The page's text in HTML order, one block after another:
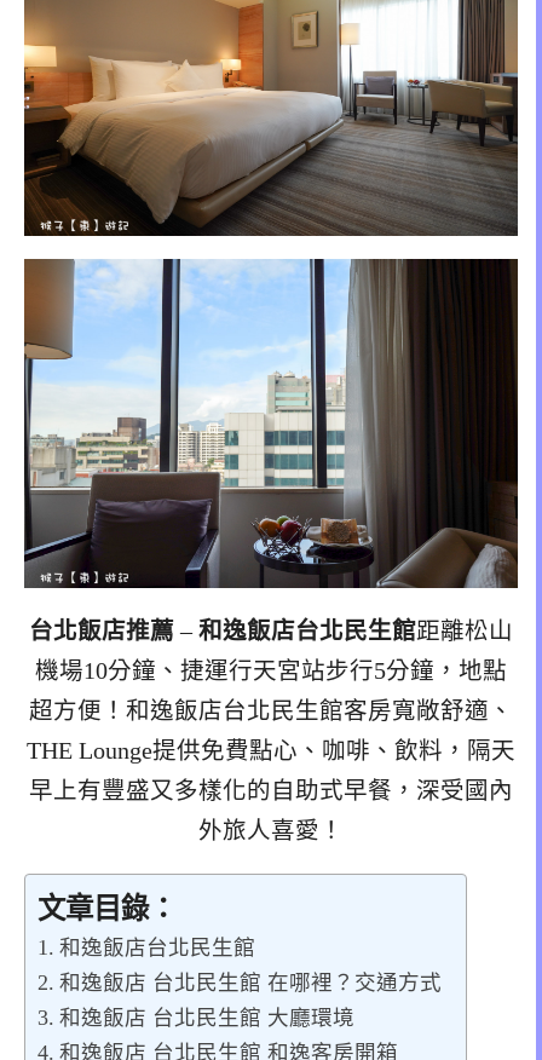
台北飯店推薦–和逸飯店台北民生館距離松山
機場10分鐘、捷運行天宮站步行5分鐘，地點
超方便！和逸飯店台北民生館客房寬敞舒適、
THE Lounge提供免費點心、咖啡、飲料，隔天
早上有豐盛又多樣化的自助式早餐，深受國內
外旅人喜愛！
文章目錄：
和逸飯店台北民生館
和逸飯店 台北民生館 在哪裡？交通方式
和逸飯店 台北民生館 大廳環境
和逸飯店 台北民生館 和逸客房開箱